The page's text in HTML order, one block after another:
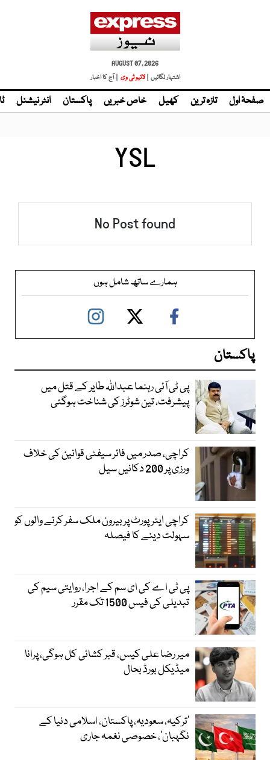
AUGUST 07, 2026
اشتہار لگائیں | لائیو ٹی وی | آج کا اخبار
صفحۂ اول تازہ ترین کھیل خاص خبریں پاکستان انٹر نیشنل
YSL
No Post found
ہمارے ساتھ شامل ہوں
پاکستان
پی ٹی آئی رہنما عبداللہ طایر کے قتل میں
پیشرفت، تین شوٹرز کی شناخت ہوگئی
کراچی، صدر میں فائر سیفٹی قوانین کی خلاف
ورزی پر 200 دکانیں سیل
کراچی ایئرپورٹ پر بیرون ملک سفر کرنے والوں کو
سہولت دینے کا فیصلہ
پی ٹی اے کی ای سم کے اجرا، روایتی سیم کی
تبدیلی کی فیس 1500 تک مقرر
میر رضا علی کیس، قبر کشائی کل ہوگی، پرانا
میڈیکل بورڈ بحال
‘ترکیہ، سعودیہ، پاکستان، اسلامی دنیا کے
نگہبان’، خصوصی نغمہ جاری